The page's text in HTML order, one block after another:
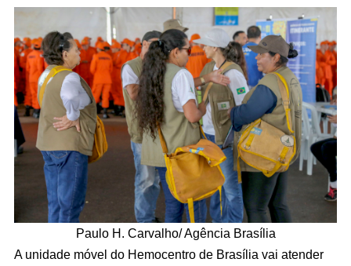
Paulo H. Carvalho/ Agência Brasília
A unidade móvel do Hemocentro de Brasília vai atender